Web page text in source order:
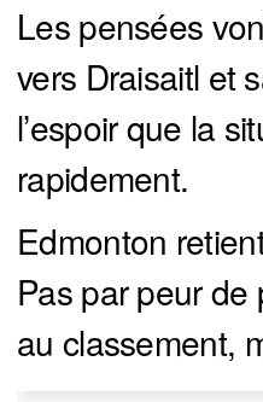
Les pensées
vers Draisaitl et
l’espoir que la
rapidement.
Edmonton
Pas par peur
au classement,